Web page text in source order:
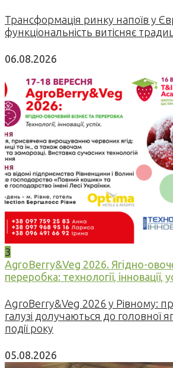
Трансформація ринку напоїв у
функціональність витісняє
06.08.2026
3
AgroBerry&Veg 2026. Ягідно-
переробка: технології, інновації,
AgroBerry&Veg 2026 у Рівному:
галузі долучаються до головної
події року
05.08.2026